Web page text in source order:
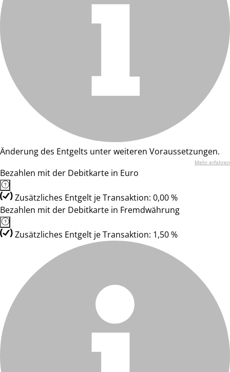
Änderung des Entgelts unter weiteren Voraussetzungen.
Mehr erfahren
Bezahlen mit der Debitkarte in Euro
Zusätzliches Entgelt je Transaktion: 0,00 %
Bezahlen mit der Debitkarte in Fremdwährung
Zusätzliches Entgelt je Transaktion: 1,50 %